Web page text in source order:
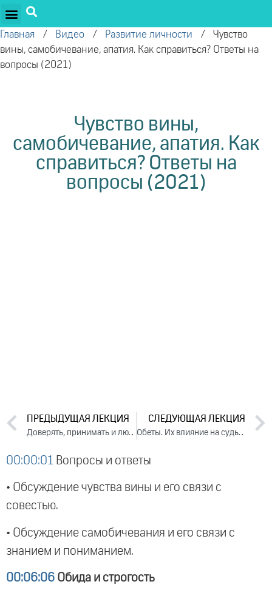
Главная / Видео / Развитие личности / Чувство
вины, самобичевание, апатия. Как справиться? Ответы на
вопросы (2021)
Чувство вины,
самобичевание, апатия. Как
справиться? Ответы на
вопросы (2021)
ПРЕДЫДУЩАЯ ЛЕКЦИЯ
Доверять, принимать и любить (вебинар, 2021)
СЛЕДУЮЩАЯ ЛЕКЦИЯ
Обеты. Их влияние на судьбу. Ответы на вопросы (2021)
00:00:01 Вопросы и ответы
• Обсуждение чувства вины и его связи с
совестью.
• Обсуждение самобичевания и его связи с
знанием и пониманием.
00:06:06 Обида и строгость